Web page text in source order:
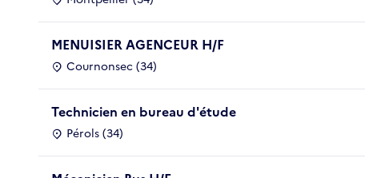
MENUISIER AGENCEUR H/F
Cournonsec (34)
Technicien en bureau d'étude
Pérols (34)